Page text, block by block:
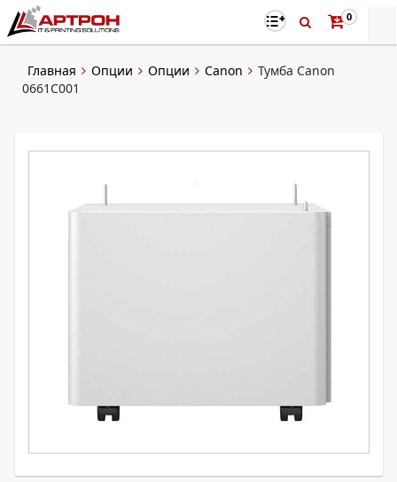
0
Главная Опции Опции Canon
Тумба Canon
0661C001